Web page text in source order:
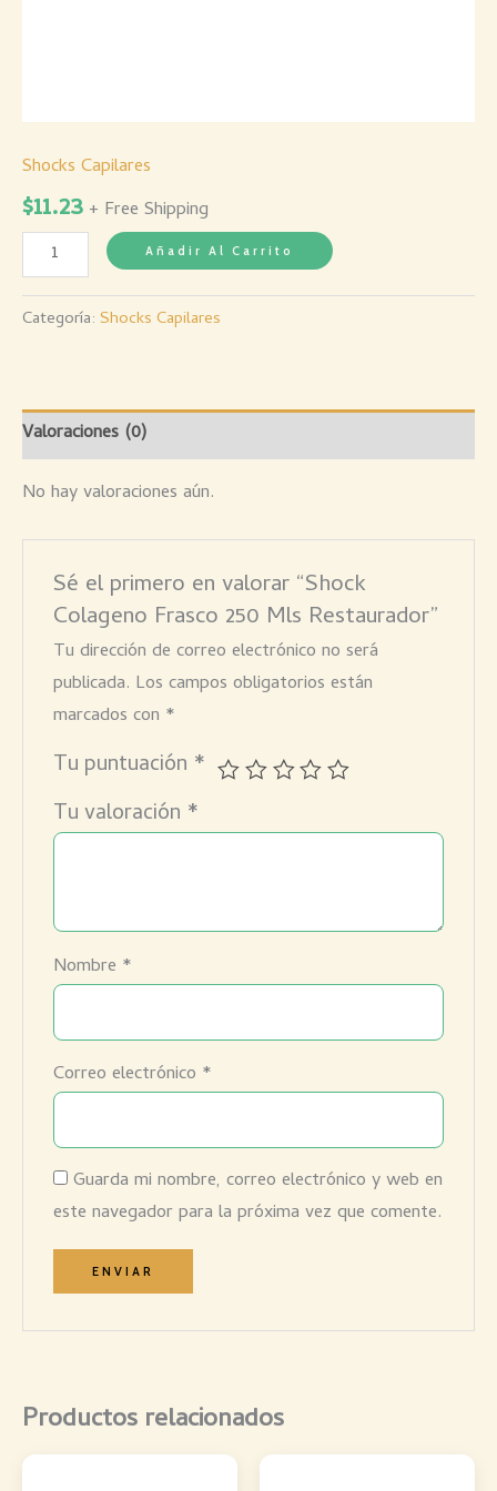
Shocks Capilares
$11.23 + Free Shipping
Añadir Al Carrito
Categoría: Shocks Capilares
Valoraciones (0)
No hay valoraciones aún.
Sé el primero en valorar “Shock
Colageno Frasco 250 Mls Restaurador”
Tu dirección de correo electrónico no será
publicada. Los campos obligatorios están
marcados con *
Tu puntuación *
Tu valoración *
Nombre *
Correo electrónico *
Guarda mi nombre, correo electrónico y web en
este navegador para la próxima vez que comente.
Productos relacionados